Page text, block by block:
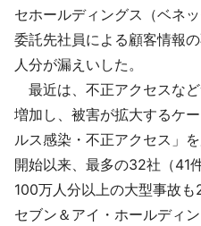
セホールディングス（ベネ
委託先社員による顧客情報
人分が漏えいした。
最近は、不正アクセスな
増加し、被害が拡大するケ
ルス感染・不正アクセス」
開始以来、最多の32社（41
100万人分以上の大型事故
セブン＆アイ・ホールディ